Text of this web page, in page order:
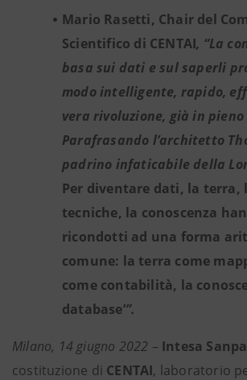
Mario Rasetti, Chair del
Scientifico di CENTAI, “La
basa sui dati e sul saperli
modo intelligente, rapido,
vera rivoluzione, già in
Parafrasando l’architetto
padrino infaticabile della
Per diventare dati, la terra,
tecniche, la conoscenza
ricondotti ad una forma
comune: la terra come
come contabilità, la
database’”.
Milano, 14 giugno 2022 – Intesa
costituzione di CENTAI, laboratorio